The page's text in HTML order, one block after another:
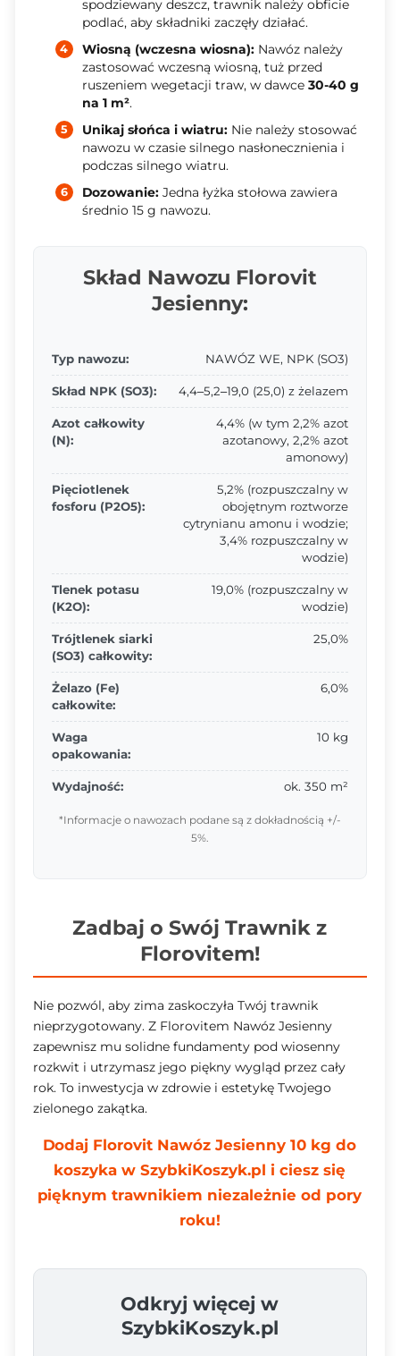
spodziewany deszcz, trawnik należy obficie
podlać, aby składniki zaczęły działać.
Wiosną (wczesna wiosna):Nawóz należy
zastosować wczesną wiosną, tuż przed
ruszeniem wegetacji traw, w dawce 30-40 g
na 1 m².
Unikaj słońca i wiatru:Nie należy stosować
nawozu w czasie silnego nasłonecznienia i
podczas silnego wiatru.
Dozowanie:Jedna łyżka stołowa zawiera
średnio 15 g nawozu.
Skład Nawozu Florovit
Jesienny:
Typ nawozu: NAWÓZ WE, NPK (SO3)
Skład NPK (SO3): 4,4–5,2–19,0 (25,0) z żelazem
Azot całkowity
(N):
4,4% (w tym 2,2% azot
azotanowy, 2,2% azot
amonowy)
Pięciotlenek
fosforu (P2O5):
5,2% (rozpuszczalny w
obojętnym roztworze
cytrynianu amonu i wodzie;
3,4% rozpuszczalny w
wodzie)
Tlenek potasu
(K2O):
19,0% (rozpuszczalny w
wodzie)
Trójtlenek siarki
(SO3) całkowity:
25,0%
Żelazo (Fe)
całkowite:
6,0%
Waga
opakowania:
10 kg
Wydajność: ok. 350 m²
*Informacje o nawozach podane są z dokładnością +/-
5%.
Zadbaj o Swój Trawnik z
Florovitem!
Nie pozwól, aby zima zaskoczyła Twój trawnik
nieprzygotowany. Z Florovitem Nawóz Jesienny
zapewnisz mu solidne fundamenty pod wiosenny
rozkwit i utrzymasz jego piękny wygląd przez cały
rok. To inwestycja w zdrowie i estetykę Twojego
zielonego zakątka.
Dodaj Florovit Nawóz Jesienny 10 kg do
koszyka w SzybkiKoszyk.pl i ciesz się
pięknym trawnikiem niezależnie od pory
roku!
Odkryj więcej w
SzybkiKoszyk.pl